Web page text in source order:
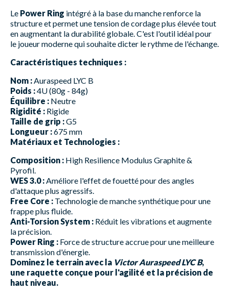
Le Power Ring intégré à la base du manche renforce la
structure et permet une tension de cordage plus élevée tout
en augmentant la durabilité globale. C'est l'outil idéal pour
le joueur moderne qui souhaite dicter le rythme de l'échange.
Caractéristiques techniques :
Nom : Auraspeed LYC B
Poids :4U (80g - 84g)
Équilibre : Neutre
Rigidité : Rigide
Taille de grip :G5
Longueur :675 mm
Matériaux et Technologies :
Composition : High Resilience Modulus Graphite &
Pyrofil.
WES 3.0 : Améliore l'effet de fouetté pour des angles
d'attaque plus agressifs.
Free Core : Technologie de manche synthétique pour une
frappe plus fluide.
Anti-Torsion System : Réduit les vibrations et augmente
la précision.
Power Ring : Force de structure accrue pour une meilleure
transmission d'énergie.
Dominez le terrain avec la Victor Auraspeed LYC B,
une raquette conçue pour l'agilité et la précision de
haut niveau.